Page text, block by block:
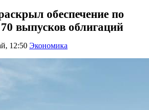
обеспечение по
выпусков облигаций
12:50 Экономика